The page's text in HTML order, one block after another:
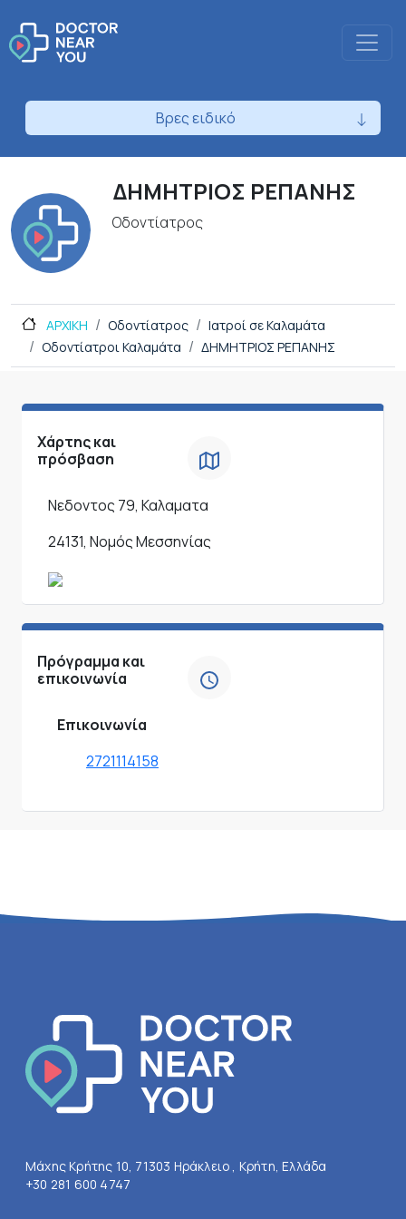
Βρες ειδικό
ΔΗΜΗΤΡΙΟΣ ΡΕΠΑΝΗΣ
Οδοντίατρος
ΑΡΧΙΚΗ Οδοντίατρος
Ιατροί σε Καλαμάτα
Οδοντίατροι Καλαμάτα
ΔΗΜΗΤΡΙΟΣ ΡΕΠΑΝΗΣ
Χάρτης και
πρόσβαση
Νεδοντος 79, Καλαματα
24131, Νομός Μεσσηνίας
Πρόγραμμα και
επικοινωνία
Επικοινωνία
2721114158
Μάχης Κρήτης 10, 71303 Ηράκλειο , Κρήτη, Ελλάδα
+30 281 600 4747